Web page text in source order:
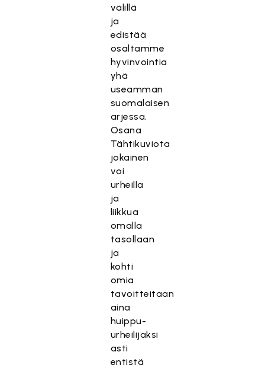
välillä
ja
edistää
osaltamme
hyvinvointia
yhä
useamman
suomalaisen
arjessa.
Osana
Tähtikuviota
jokainen
voi
urheilla
ja
liikkua
omalla
tasollaan
ja
kohti
omia
tavoitteitaan
aina
huippu-
urheilijaksi
asti
entistä